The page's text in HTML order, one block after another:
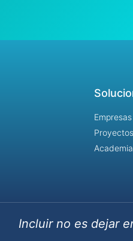
Incluir no es dejar